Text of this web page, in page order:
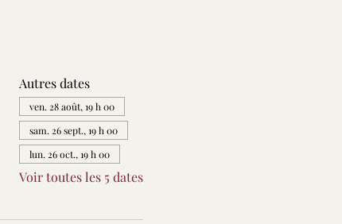
Autres dates
ven. 28 août, 19 h 00
sam. 26 sept., 19 h 00
lun. 26 oct., 19 h 00
Voir toutes les 5 dates